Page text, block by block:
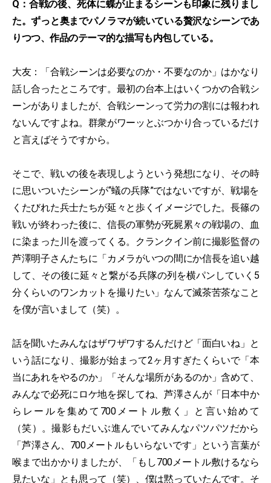
Q：合戦の後、死体に蝶が止まるシーンも印象に残りまし
た。ずっと奥までパノラマが続いている贅沢なシーンであ
りつつ、作品のテーマ的な描写も内包している。
大友：「合戦シーンは必要なのか・不要なのか」はかなり
話し合ったところです。最初の台本上はいくつかの合戦シ
ーンがありましたが、合戦シーンって労力の割には報われ
ないんですよね。群衆がワーッとぶつかり合っているだけ
と言えばそうですから。
そこで、戦いの後を表現しようという発想になり、その時
に思いついたシーンが“蟻の兵隊”ではないですが、戦場を
くたびれた兵士たちが延々と歩くイメージでした。長篠の
戦いが終わった後に、信長の軍勢が死屍累々の戦場の、血
に染まった川を渡ってくる。クランクイン前に撮影監督の
芦澤明子さんたちに「カメラがいつの間にか信長を追い越
して、その後に延々と繋がる兵隊の列を横パンしていく5
分くらいのワンカットを撮りたい」なんて滅茶苦茶なこと
を僕が言いまして（笑）。
話を聞いたみんなはザワザワするんだけど「面白いね」と
いう話になり、撮影が始まって2ヶ月すぎたくらいで「本
当にあれをやるのか」「そんな場所があるのか」含めて、
みんなで必死にロケ地を探してね、芦澤さんが「日本中か
らレールを集めて700メートル敷く」と言い始めて
（笑）。撮影もだいぶ進んでいてみんなパツパツだから
「芦澤さん、700メートルもいらないです」という言葉が
喉まで出かかりましたが、「もし700メートル敷けるなら
見たいな」とも思って（笑）、僕は黙っていたんです。そ